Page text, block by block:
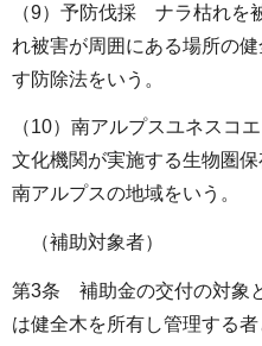
（9）予防伐採 ナラ枯れを
れ被害が周囲にある場所の
す防除法をいう。
（10）南アルプスユネスコ
文化機関が実施する生物圏
南アルプスの地域をいう。
（補助対象者）
第3条 補助金の交付の対象
は健全木を所有し管理する者